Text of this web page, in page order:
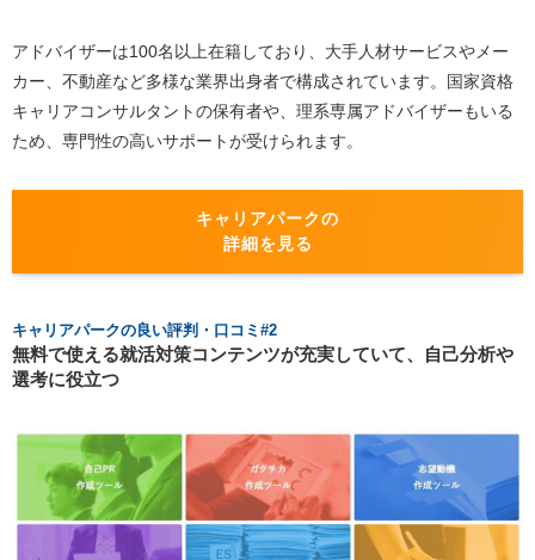
アドバイザーは100名以上在籍しており、大手人材サービスやメー
カー、不動産など多様な業界出身者で構成されています。国家資格
キャリアコンサルタントの保有者や、理系専属アドバイザーもいる
ため、専門性の高いサポートが受けられます。
キャリアパークの
詳細を見る
キャリアパークの良い評判・口コミ#2
無料で使える就活対策コンテンツが充実していて、自己分析や
選考に役立つ